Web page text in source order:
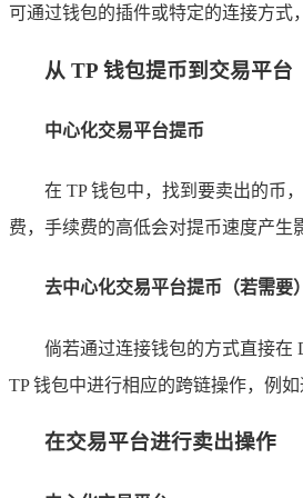
可通过钱包的插件或特定的连接方
从 TP 钱包提币到交易平台
中心化交易平台提币
在 TP 钱包中，找到要卖出的币
费，手续费的高低会对提币速度产
去中心化交易平台提币（若需要）
倘若通过连接钱包的方式直接在
TP 钱包中进行相应的跨链操作，例
在交易平台进行卖出操作